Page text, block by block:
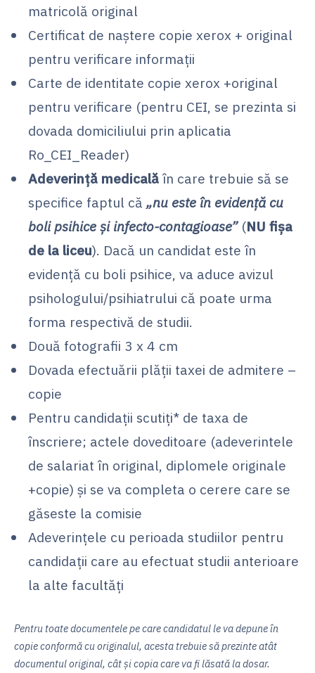
matricolă original
Certificat de naștere copie xerox + original
pentru verificare informații
Carte de identitate copie xerox +original
pentru verificare (pentru CEI, se prezinta si
dovada domiciliului prin aplicatia
Ro_CEI_Reader)
Adeverinţă medicală în care trebuie să se
specifice faptul că „nu este în evidenţă cu
boli psihice şi infecto-contagioase”(NU fișa
de la liceu). Dacă un candidat este în
evidenţă cu boli psihice, va aduce avizul
psihologului/psihiatrului că poate urma
forma respectivă de studii.
Două fotografii 3 x 4 cm
Dovada efectuării plății taxei de admitere –
copie
Pentru candidații scutiți* de taxa de
înscriere; actele doveditoare (adeverintele
de salariat în original, diplomele originale
+copie) și se va completa o cerere care se
găseste la comisie
Adeverințele cu perioada studiilor pentru
candidații care au efectuat studii anterioare
la alte facultăți
Pentru toate documentele pe care candidatul le va depune în
copie conformă cu originalul, acesta trebuie să prezinte atât
documentul original, cât şi copia care va fi lăsată la dosar.